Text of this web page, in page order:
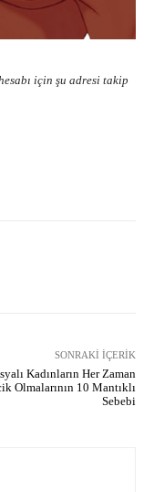
için şu adresi takip
SONRAKI İÇERIK
Kadınların Her Zaman
Olmalarının 10 Mantıklı
Sebebi